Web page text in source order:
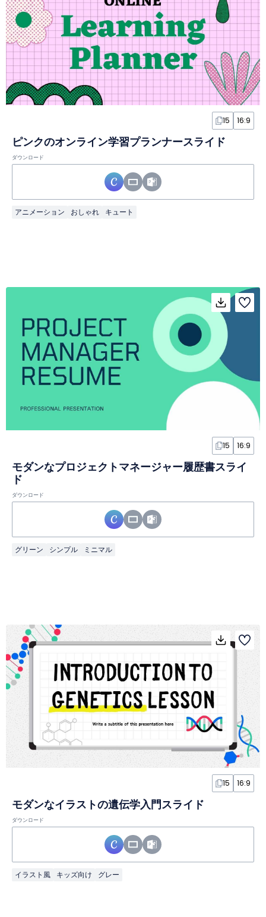
15 16:9
ピンクのオンライン学習プランナースライド
ダウンロード
アニメーション おしゃれ キュート
15 16:9
モダンなプロジェクトマネージャー履歴書スライ
ド
ダウンロード
グリーン シンプル ミニマル
15 16:9
モダンなイラストの遺伝学入門スライド
ダウンロード
イラスト風 キッズ向け グレー